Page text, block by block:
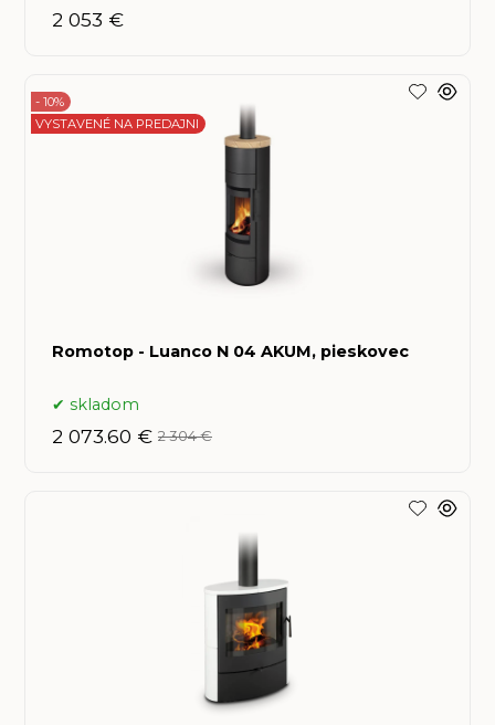
2 053 €
Romotop - Luanco N 04 AKUM, pieskovec
- 10%
VYSTAVENÉ NA PREDAJNI
skladom
2 073.60 € 2 304 €